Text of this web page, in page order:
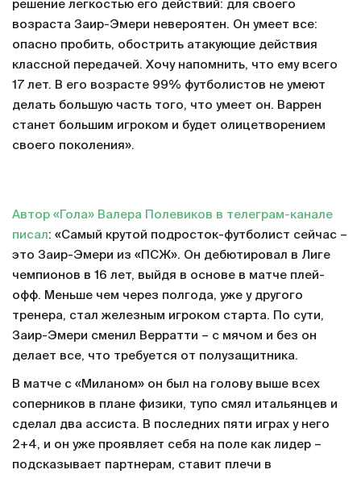
решение легкостью его действий: для своего
возраста Заир-Эмери невероятен. Он умеет все:
опасно пробить, обострить атакующие действия
классной передачей. Хочу напомнить, что ему всего
17 лет. В его возрасте 99% футболистов не умеют
делать большую часть того, что умеет он. Варрен
станет большим игроком и будет олицетворением
своего поколения».
Автор «Гола» Валера Полевиков в телеграм-канале
писал: «Самый крутой подросток-футболист сейчас –
это Заир-Эмери из «ПСЖ». Он дебютировал в Лиге
чемпионов в 16 лет, выйдя в основе в матче плей-
офф. Меньше чем через полгода, уже у другого
тренера, стал железным игроком старта. По сути,
Заир-Эмери сменил Верратти – с мячом и без он
делает все, что требуется от полузащитника.
В матче с «Миланом» он был на голову выше всех
соперников в плане физики, тупо смял итальянцев и
сделал два ассиста. В последних пяти играх у него
2+4, и он уже проявляет себя на поле как лидер –
подсказывает партнерам, ставит плечи в